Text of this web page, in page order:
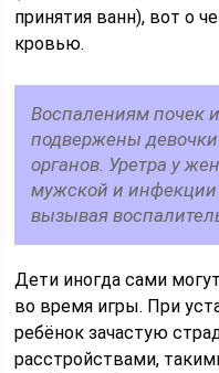
принятия ванн), вот о
кровью.
Воспалениям почек
подвержены
органов. Уретра у
мужской и инфекции
вызывая
Дети иногда сами
во время игры. При
ребёнок зачастую
расстройствами,